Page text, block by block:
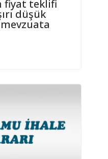
fiyat teklifi
düşük
mevzuata